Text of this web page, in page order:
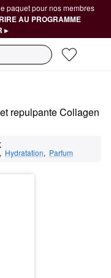
paquet pour nos membres
AU PROGRAMME
▸
repulpante Collagen
, Hydratation, Parfum